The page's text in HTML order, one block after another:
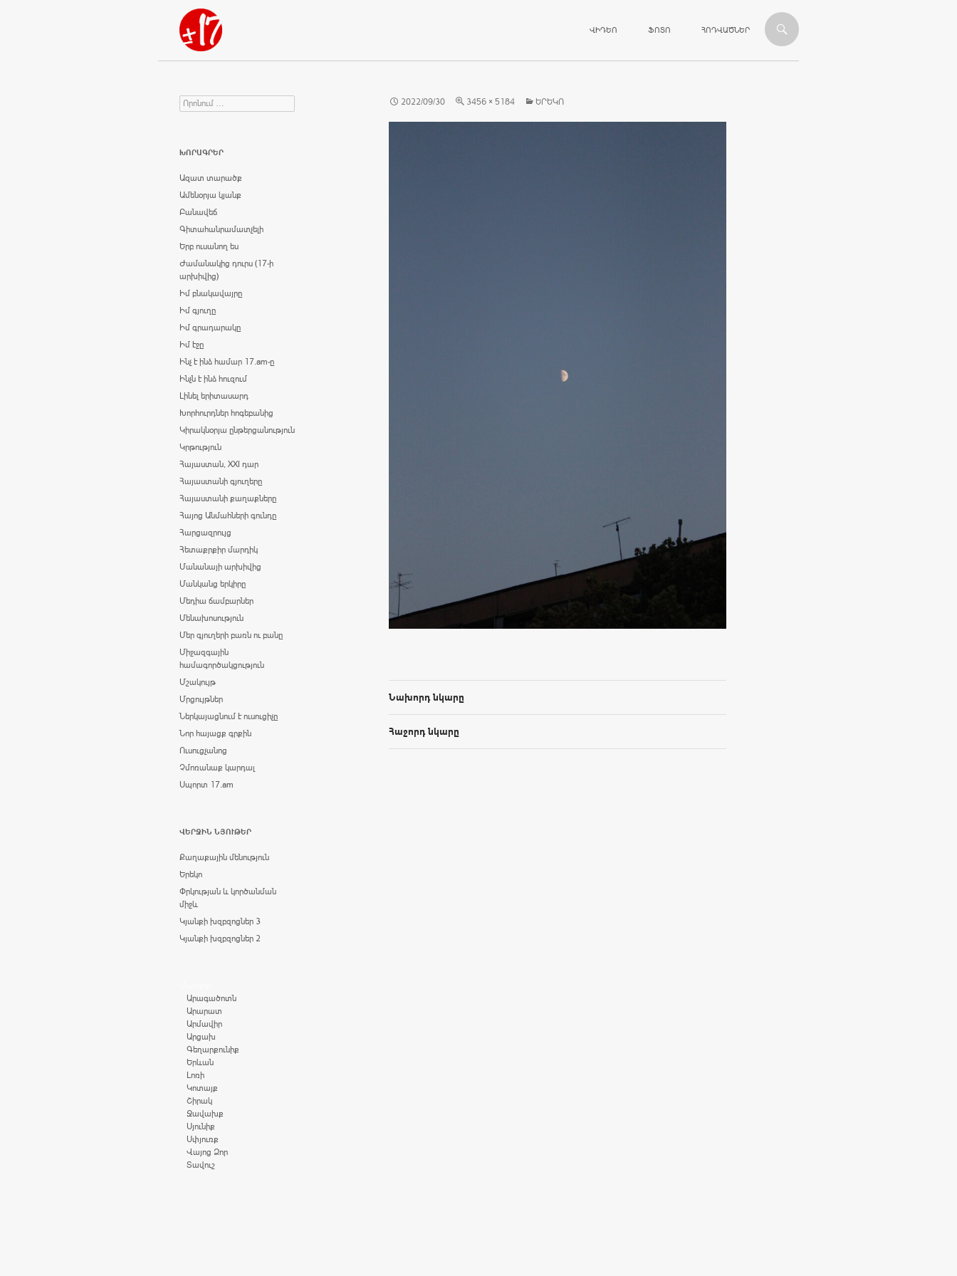
Որոնում
ՎԻԴԵՈ ՖՈՏՈ ՀՈԴՎԱԾՆԵՐ
2022/09/30 3456 × 5184 ԵՐԵԿՈ
Նախորդ նկարը
Հաջորդ նկարը
Search for:
ԽՈՐԱԳՐԵՐ
Ազատ տարածք
Ամենօրյա կյանք
Բանավեճ
Գիտահանրամատչելի
Երբ ուսանող ես
Ժամանակից դուրս (17-ի
արխիվից)
Իմ բնակավայրը
Իմ գյուղը
Իմ գրադարակը
Իմ էջը
Ինչ է ինձ համար 17.am-ը
Ինչն է ինձ հուզում
Լինել երիտասարդ
Խորհուրդներ հոգեբանից
Կիրակնօրյա ընթերցանություն
Կրթություն
Հայաստան, XXI դար
Հայաստանի գյուղերը
Հայաստանի քաղաքները
Հայոց Անմահների գունդը
Հարցազրույց
Հետաքրքիր մարդիկ
Մանանայի արխիվից
Մանկանց երկիրը
Մեդիա ճամբարներ
Մենախոսություն
Մեր գյուղերի բառն ու բանը
Միջազգային
համագործակցություն
Մշակույթ
Մրցույթներ
Ներկայացնում է ուսուցիչը
Նոր հայացք գրքին
Ուսուցչանոց
Չմոռանաք կարդալ
Սպորտ 17.am
ՎԵՐՋԻՆ ՆՅՈՒԹԵՐ
Քաղաքային մենություն
Երեկո
Փրկության և կործանման
միջև
Կյանքի խզբզոցներ 3
Կյանքի խզբզոցներ 2
Արագածոտն
Արարատ
Արմավիր
Արցախ
Գեղարքունիք
Երևան
Լոռի
Կոտայք
Շիրակ
Ջավախք
Սյունիք
Սփյուռք
Վայոց Ձոր
Տավուշ